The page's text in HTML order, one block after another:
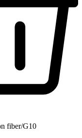
fiber/G10